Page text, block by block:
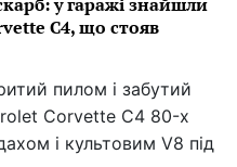
C4, що стояв
пилом і забутий
Corvette C4 80-х
і культовим V8 під